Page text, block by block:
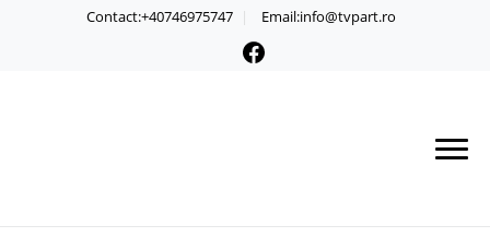
Contact:+40746975747 Email:info@tvpart.ro